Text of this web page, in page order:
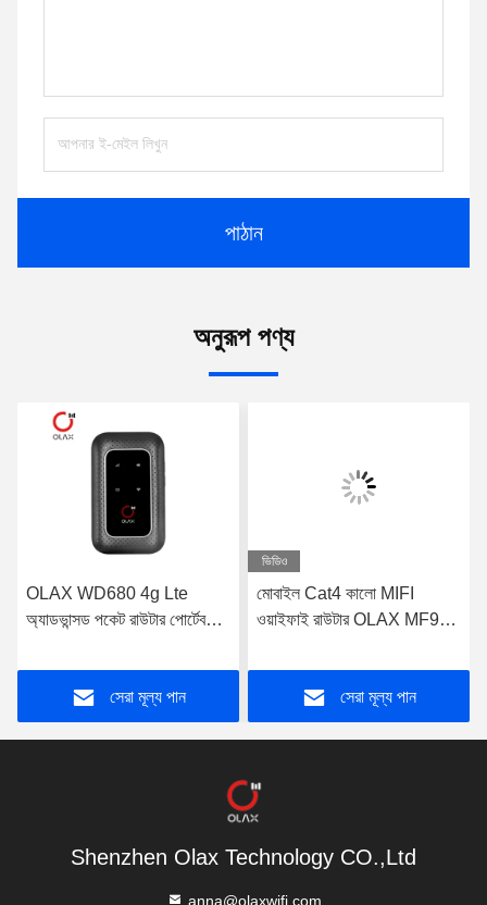
পাঠান
অনুরূপ পণ্য
OLAX WD680 4g Lte
অ্যাডভান্সড পকেট রাউটার পোর্টেবল
সেরা মূল্য পান
ভিডিও
মোবাইল Cat4 কালো MIFI
ওয়াইফাই রাউটার OLAX MF982
সেরা মূল্য পান
Shenzhen Olax Technology CO.,Ltd
anna@olaxwifi.com